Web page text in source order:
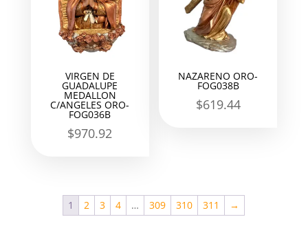
VIRGEN DE
GUADALUPE
MEDALLON
C/ANGELES ORO-
FOG036B
$970.92
NAZARENO ORO-
FOG038B
$619.44
1 2 3 4 … 309 310 311 →